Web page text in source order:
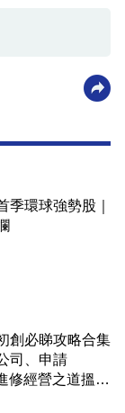
季環球強勢股｜
創必睇攻略合集
司、申請
修經營之道搵大